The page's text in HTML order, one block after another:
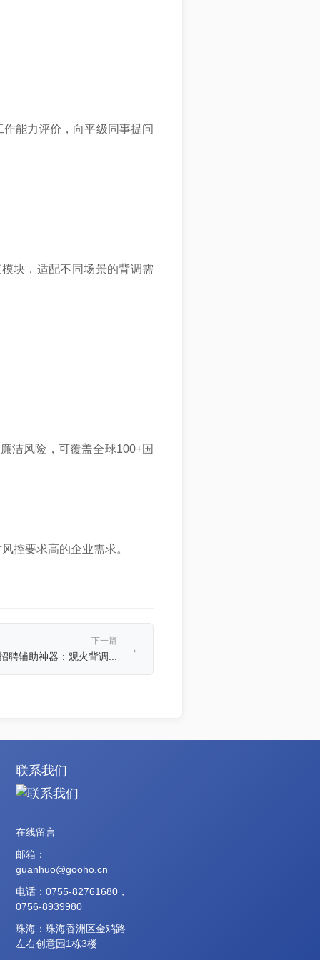
能力评价，向平级同事提问
块，适配不同场景的背调需
洁风险，可覆盖全球100+国
控要求高的企业需求。
下一篇
聘辅助神器：观火背调...
→
联系我们
在线留言
邮箱：
guanhuo@gooho.cn
电话：0755-82761680，
0756-8939980
珠海：珠海香洲区金鸡路
左右创意园1栋3楼